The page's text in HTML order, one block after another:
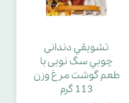
تشويقي دندانی
چوبي سگ نوبی با
طعم گوشت مرغ وزن
113 گرم